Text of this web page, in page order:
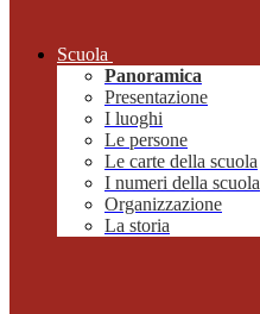
Scuola
Panoramica
Presentazione
I luoghi
Le persone
Le carte della scuola
I numeri della scuola
Organizzazione
La storia